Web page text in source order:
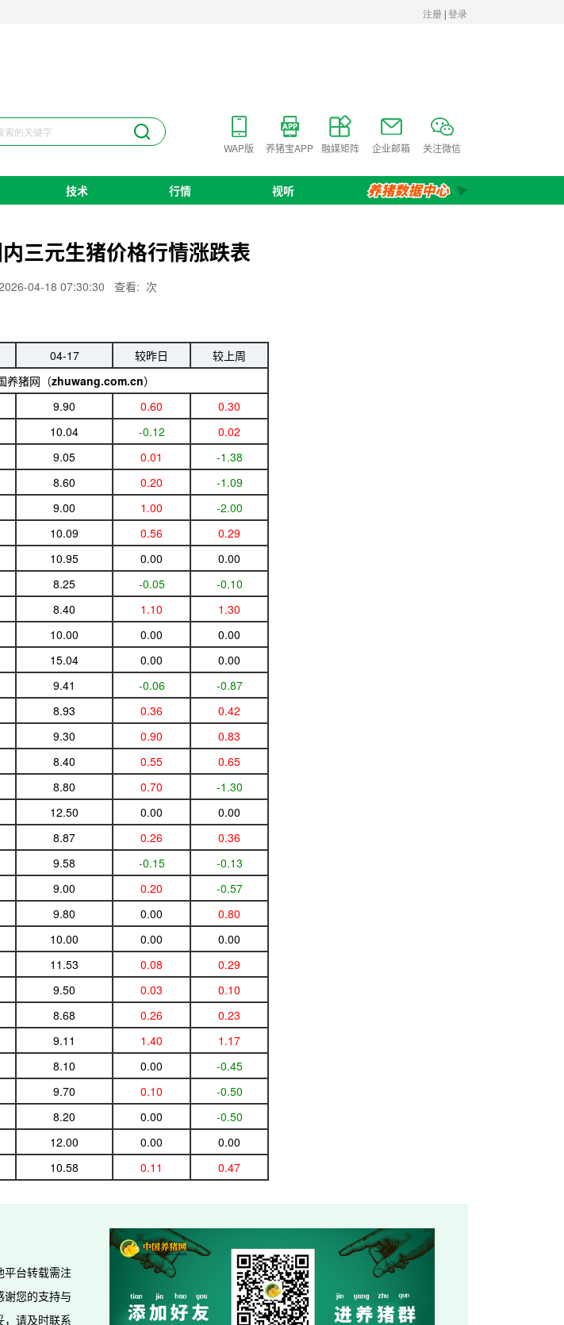
WAP版 养猪宝APP 融媒矩阵 企业邮箱 关注微信
技术 行情 视听
三元生猪价格行情涨跌表
04-18 07:30:30 查看: 次
04-17 较昨日
较上周
养猪网（zhuwang.com.cn）
9.90 0.60
0.30
10.04 -0.12
0.02
9.05 0.01
-1.38
8.60 0.20
-1.09
9.00 1.00
-2.00
10.09 0.56
0.29
10.95 0.00 0.00
8.25 -0.05
-0.10
8.40 1.10
1.30
10.00 0.00
0.00
15.04 0.00
0.00
9.41 -0.06 -0.87
8.93 0.36
0.42
9.30 0.90
0.83
8.40 0.55 0.65
8.80 0.70
-1.30
12.50 0.00
0.00
8.87 0.26
0.36
9.58 -0.15
-0.13
9.00 0.20 -0.57
9.80 0.00
0.80
10.00 0.00
0.00
11.53 0.08 0.29
9.50 0.03
0.10
8.68 0.26
0.23
9.11 1.40 1.17
8.10 0.00
-0.45
9.70 0.10
-0.50
8.20 0.00
-0.50
12.00 0.00
0.00
10.58 0.11 0.47
平台转载需注
谢您的支持与
，请及时联系